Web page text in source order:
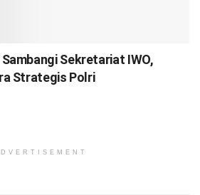
Sekretariat IWO,
Strategis Polri